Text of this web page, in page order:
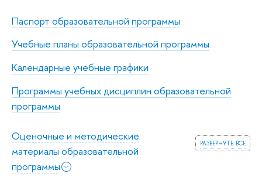
Паспорт образовательной программы
Учебные планы образовательной программы
Календарные учебные графики
Программы учебных дисциплин образовательной
программы
развернуть все
Оценочные и методические
материалы образовательной
программы